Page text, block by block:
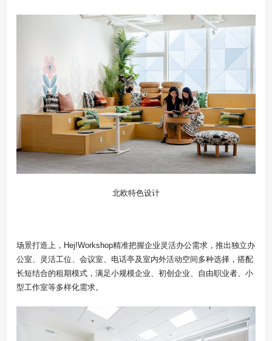
北欧特色设计
场景打造上，Hej!Workshop精准把握企业灵活办公需求，推出独立办
公室、灵活工位、会议室、电话亭及室内外活动空间多种选择，搭配
长短结合的租期模式，满足小规模企业、初创企业、自由职业者、小
型工作室等多样化需求。